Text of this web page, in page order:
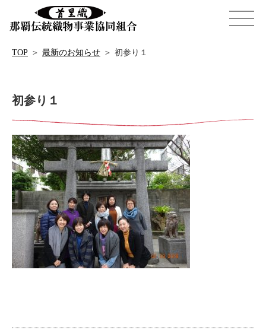
TOP ＞ 最新のお知らせ ＞ 初参り１
初参り１